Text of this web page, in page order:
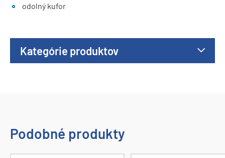
Kategórie produktov
odolný kufor
Podobné produkty